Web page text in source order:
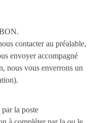
contacter au préalable,
envoyer accompagné
nous vous enverrons un
la poste